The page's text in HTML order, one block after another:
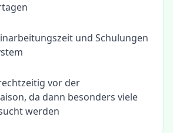
und Schulungen
vor der
da dann besonders viele
werden